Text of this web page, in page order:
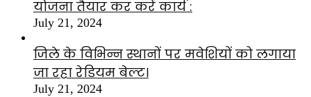
योजना तैयार कर करें कार्य :
July 21, 2024
जिले के विभिन्न स्थानों पर मवेशियों को लगाया
जा रहा रेडियम बेल्ट।
July 21, 2024